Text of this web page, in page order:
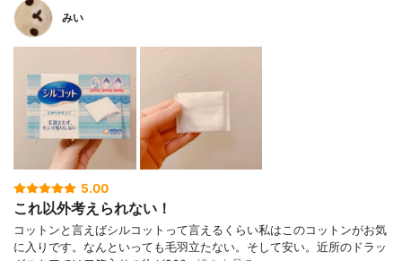
みい
5.00
これ以外考えられない！
コットンと言えばシルコットって言えるくらい私はこのコットンがお気
に入りです。なんといっても毛羽立たない。そして安い。近所のドラッ